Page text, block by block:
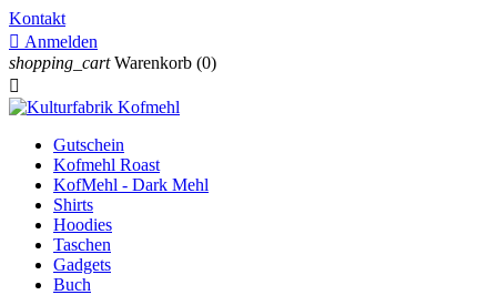
Kontakt
 Anmelden
shopping_cart Warenkorb (0)

Gutschein
Kofmehl Roast
KofMehl - Dark Mehl
Shirts
Hoodies
Taschen
Gadgets
Buch